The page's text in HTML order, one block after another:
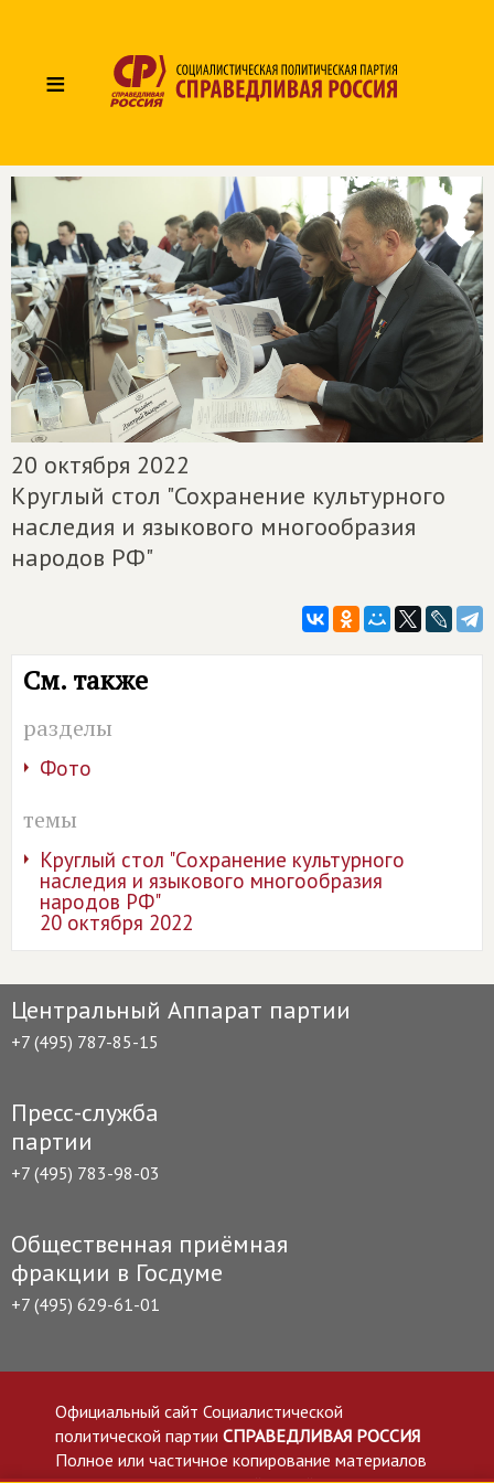
≡
20 октября 2022
Круглый стол "Сохранение культурного
наследия и языкового многообразия
народов РФ"
См. также
разделы
Фото
темы
Круглый стол "Сохранение культурного
наследия и языкового многообразия
народов РФ"
20 октября 2022
Центральный Аппарат партии
+7 (495) 787-85-15
Пресс-служба
партии
+7 (495) 783-98-03
Общественная приёмная
фракции в Госдуме
+7 (495) 629-61-01
Официальный сайт Социалистической
политической партии СПРАВЕДЛИВАЯ РОССИЯ
Полное или частичное копирование материалов